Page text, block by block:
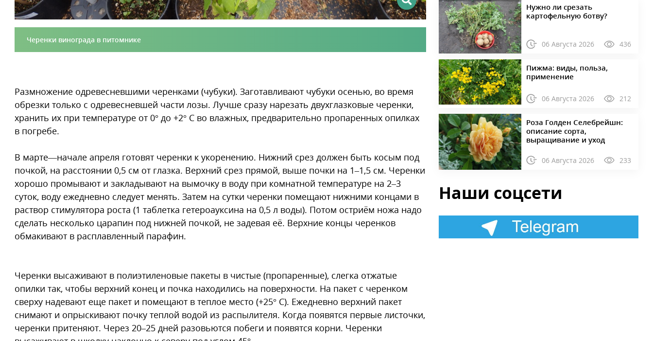
Черенки винограда в питомнике
Размножение одревесневшими черенками (чубуки). Заготавливают чубуки осенью, во время
обрезки только с одревесневшей части лозы. Лучше сразу нарезать двухглазковые черенки,
хранить их при температуре от 0° до +2° С во влажных, предварительно пропаренных опилках
в погребе.
В марте—начале апреля готовят черенки к укоренению. Нижний срез должен быть косым под
почкой, на расстоянии 0,5 см от глазка. Верх­ний срез прямой, выше почки на 1–1,5 см. Черенки
хорошо промывают и закладывают на вымочку в воду при комнатной температуре на 2–3
суток, воду ежедневно следует менять. Затем на сутки черенки помещают нижними концами в
раствор стимулятора роста (1 таблетка гетероауксина на 0,5 л воды). Потом остриём ножа надо
сделать несколько царапин под нижней почкой, не задевая её. Верхние концы черенков
обмакивают в расплавленный парафин.
Черенки высаживают в полиэтиленовые пакеты в чистые (пропаренные), слегка отжатые
опилки так, чтобы верхний конец и почка находились на поверхности. На пакет с черенком
сверху надевают еще пакет и помещают в теплое место (+25° С). Ежедневно верхний пакет
снимают и опрыскивают почку теплой водой из распылителя. Когда появятся первые листочки,
черенки притеняют. Через 20–25 дней разовьются побеги и появятся корни. Черенки
Нужно ли срезать
картофельную ботву?
06 Августа 2026 436
Пижма: виды, польза,
применение
06 Августа 2026 212
Роза Голден Селебрейшн:
описание сорта,
выращивание и уход
06 Августа 2026 233
Наши соцсети